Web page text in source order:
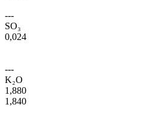
---
SO₃
0,024
---
K₂O
1,880
1,840